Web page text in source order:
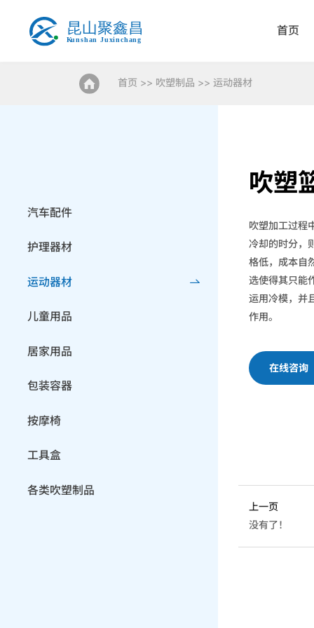
首页
首页 >> 吹塑制品 >>运动器材
汽车配件
护理器材
运动器材
儿童用品
居家用品
包装容器
按摩椅
工具盒
各类吹塑制品
吹塑
吹塑加工过程
冷却的时分，
格低，成本自
选使得其只能
运用冷模，并
作用。
在线咨询
上一页
没有了！